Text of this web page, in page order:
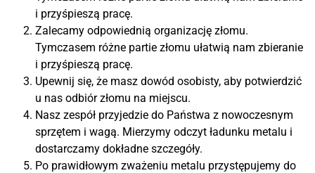
i przyśpieszą pracę.
Zalecamy odpowiednią organizację złomu.
Tymczasem różne partie złomu ułatwią nam zbieranie
i przyśpieszą pracę.
Upewnij się, że masz dowód osobisty, aby potwierdzić
u nas odbiór złomu na miejscu.
Nasz zespół przyjedzie do Państwa z nowoczesnym
sprzętem i wagą. Mierzymy odczyt ładunku metalu i
dostarczamy dokładne szczegóły.
Po prawidłowym zważeniu metalu przystępujemy do